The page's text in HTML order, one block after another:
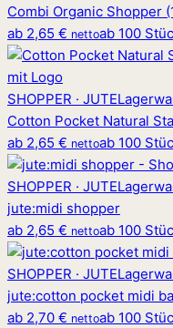
Combi Organic Shopper
ab 2,65 € nettoab 100
SHOPPER · JUTE
Cotton Pocket Natural
ab 2,65 € nettoab 100
SHOPPER · JUTE
jute:midi shopper
ab 2,65 € nettoab 100
SHOPPER · JUTE
jute:cotton pocket midi
ab 2,70 € nettoab 100